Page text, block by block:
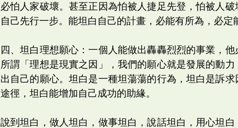
必怕人家破壞。甚至正因為怕被人捷足先登，怕被人
自己先行一步。能坦白自己的計畫，必能有所為，必定
四、坦白理想願心：一個人能做出轟轟烈烈的事業，
所謂「理想是現實之因」，我們的願心就是發展的動
出自己的願心。坦白是一種坦蕩蕩的行為，坦白是訴
途徑，坦白能增加自己成功的助緣。
說到坦白，做人坦白，做事坦白，說話坦白，用心坦